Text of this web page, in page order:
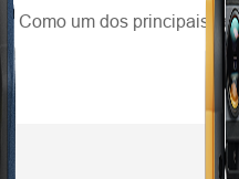
Como um dos principais